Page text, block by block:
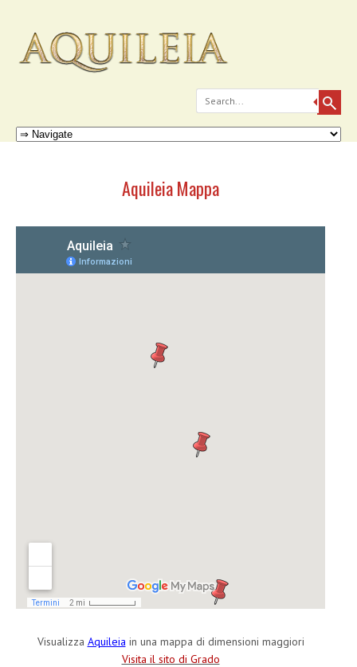
Search
Menu
Skip to content
Aquileia Mappa
Visualizza Aquileia in una mappa di dimensioni maggiori
Visita il sito di Grado